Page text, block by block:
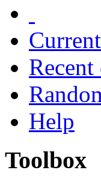
Recent
Help
Toolbox